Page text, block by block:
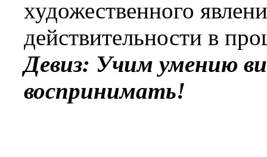
художественного
действительности в
Девиз: Учим умению
воспринимать!